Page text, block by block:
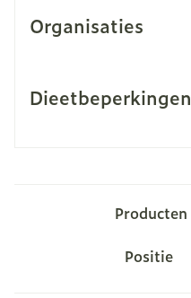
Organisaties
Dieetbeperkingen
Producten
Sorteer op: